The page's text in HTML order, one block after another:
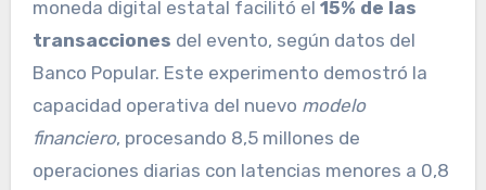
moneda digital estatal facilitó el 15% de las
transacciones del evento, según datos del
Banco Popular. Este experimento demostró la
capacidad operativa del nuevo modelo
financiero, procesando 8,5 millones de
operaciones diarias con latencias menores a 0,8